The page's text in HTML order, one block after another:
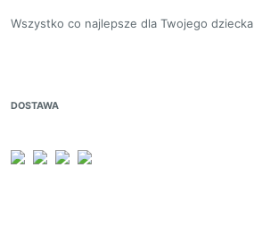
Wszystko co najlepsze dla Twojego dziecka
DOSTAWA